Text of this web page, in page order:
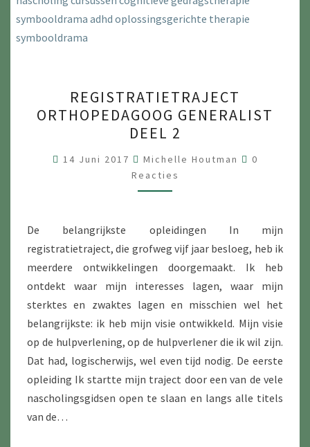
E
G
I
S
T
R
T
I
E
T
R
A
J
E
C
T
REGISTRATIETRAJECT
ORTHOPEDAGOOG GENERALIST
DEEL 2
14 Juni 2017 Michelle Houtman
R
0
Reacties
De belangrijkste opleidingen In mijn
registratietraject, die grofweg vijf jaar besloeg, heb ik
meerdere ontwikkelingen doorgemaakt. Ik heb
ontdekt waar mijn interesses lagen, waar mijn
sterktes en zwaktes lagen en misschien wel het
belangrijkste: ik heb mijn visie ontwikkeld. Mijn visie
op de hulpverlening, op de hulpverlener die ik wil zijn.
Dat had, logischerwijs, wel even tijd nodig. De eerste
opleiding Ik startte mijn traject door een van de vele
nascholingsgidsen open te slaan en langs alle titels
van de…